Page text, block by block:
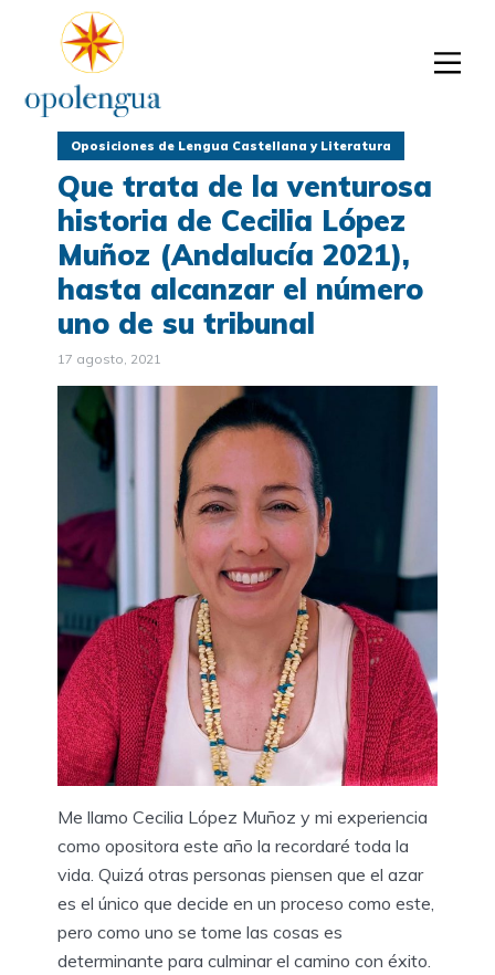
Oposiciones de Lengua Castellana y Literatura
Que trata de la venturosa
historia de Cecilia López
Muñoz (Andalucía 2021),
hasta alcanzar el número
uno de su tribunal
17 agosto, 2021
Me llamo Cecilia López Muñoz y mi experiencia
como opositora este año la recordaré toda la
vida. Quizá otras personas piensen que el azar
es el único que decide en un proceso como este,
pero como uno se tome las cosas es
determinante para culminar el camino con éxito.